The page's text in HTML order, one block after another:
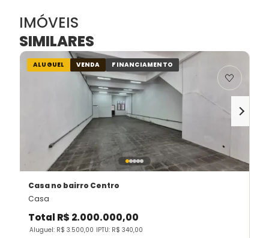
IMÓVEIS
SIMILARES
ALUGUEL VENDA FINANCIAMENTO
Casano bairro Centro
Casa
Total R$ 2.000.000,00
Aluguel: R$ 3.500,00 IPTU: R$ 340,00